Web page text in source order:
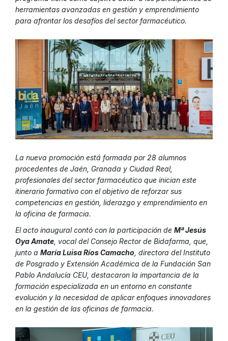
herramientas avanzadas en gestión y emprendimiento
para afrontar los desafíos del sector farmacéutico.
La nueva promoción está formada por 28 alumnos
procedentes de Jaén, Granada y Ciudad Real,
profesionales del sector farmacéutico que inician este
itinerario formativo con el objetivo de reforzar sus
competencias en gestión, liderazgo y emprendimiento en
la oficina de farmacia.
El acto inaugural contó con la participación de Mª Jesús
Oya Amate , vocal del Consejo Rector de Bidafarma, que,
junto a María Luisa Ríos Camacho , directora del Instituto
de Posgrado y Extensión Académica de la Fundación San
Pablo Andalucía CEU, destacaron la importancia de la
formación especializada en un entorno en constante
evolución y la necesidad de aplicar enfoques innovadores
en la gestión de las oficinas de farmacia.